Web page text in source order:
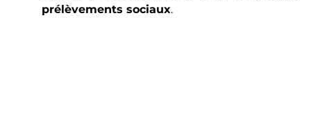
prélèvements sociaux.